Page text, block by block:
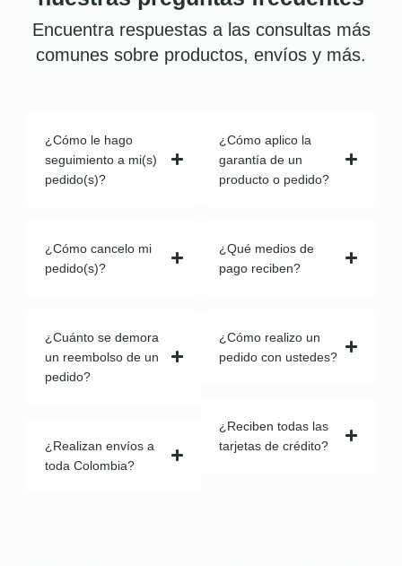
Encuentra respuestas a las consultas más
comunes sobre productos, envíos y más.
¿Cómo le hago
seguimiento a mi(s)
pedido(s)?
¿Cómo cancelo mi
pedido(s)?
¿Cuánto se demora
un reembolso de un
pedido?
¿Realizan envíos a
toda Colombia?
¿Cómo aplico la
garantía de un
producto o pedido?
¿Qué medios de
pago reciben?
¿Cómo realizo un
pedido con ustedes?
¿Reciben todas las
tarjetas de crédito?